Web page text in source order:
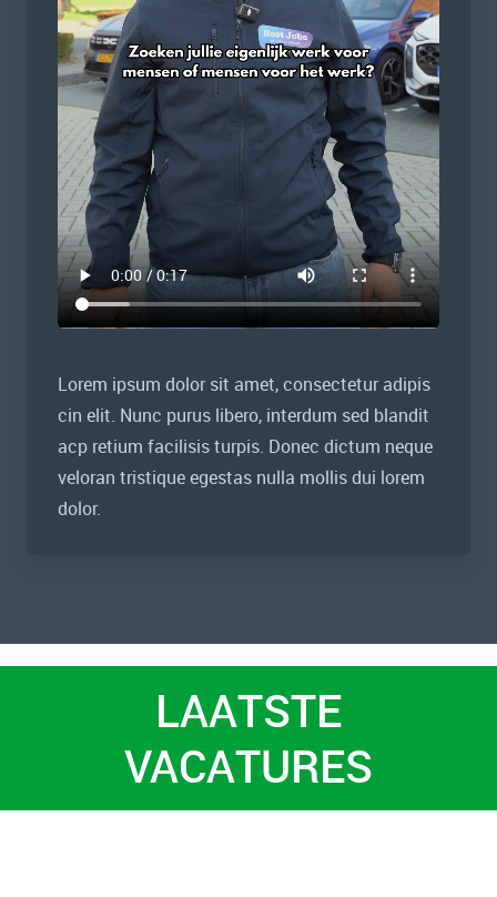
Lorem ipsum dolor sit amet, consectetur adipis
cin elit. Nunc purus libero, interdum sed blandit
acp retium facilisis turpis. Donec dictum neque
veloran tristique egestas nulla mollis dui lorem
dolor.
LAATSTE
VACATURES